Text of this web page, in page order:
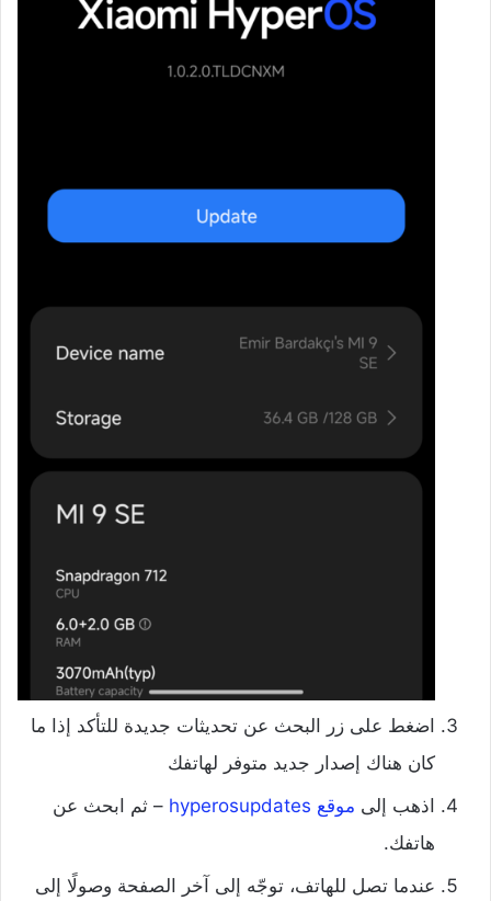
اضغط على زر البحث عن تحديثات جديدة للتأكد إذا ما
كان هناك إصدار جديد متوفر لهاتفك
اذهب إلى موقع hyperosupdates
– ثم ابحث عن
هاتفك.
عندما تصل للهاتف، توجّه إلى آخر الصفحة وصولًا إلى